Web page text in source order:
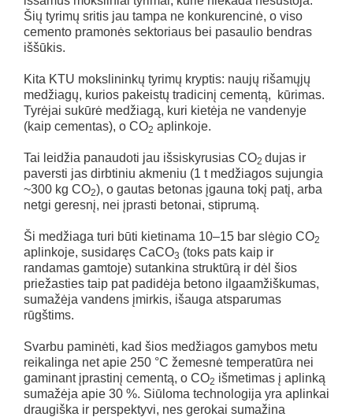
Šių tyrimų sritis jau tampa ne konkurencinė, o viso
cemento pramonės sektoriaus bei pasaulio bendras
iššūkis.
Kita KTU mokslininkų tyrimų kryptis: naujų rišamųjų
medžiagų, kurios pakeistų tradicinį cementą, kūrimas.
Tyrėjai sukūrė medžiagą, kuri kietėja ne vandenyje
(kaip cementas), o CO2 aplinkoje.
Tai leidžia panaudoti jau išsiskyrusias CO2 dujas ir
paversti jas dirbtiniu akmeniu (1 t medžiagos sujungia
~300 kg CO2), o gautas betonas įgauna tokį patį, arba
netgi geresnį, nei įprasti betonai, stiprumą.
Ši medžiaga turi būti kietinama 10–15 bar slėgio CO2
aplinkoje, susidaręs CaCO3 (toks pats kaip ir
randamas gamtoje) sutankina struktūrą ir dėl šios
priežasties taip pat padidėja betono ilgaamžiškumas,
sumažėja vandens įmirkis, išauga atsparumas
rūgštims.
Svarbu paminėti, kad šios medžiagos gamybos metu
reikalinga net apie 250 °C žemesnė temperatūra nei
gaminant įprastinį cementą, o CO2 išmetimas į aplinką
sumažėja apie 30 %. Siūloma technologija yra aplinkai
draugiška ir perspektyvi, nes gerokai sumažina